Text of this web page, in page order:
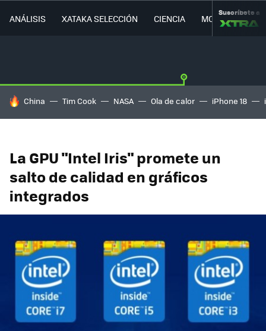
ANÁLISIS XATAKA SELECCIÓN CIENCIA MOVILIDAD
Suscríbete a
HOY SE HABLA DE
China Tim Cook NASA Ola de calor iPhone 18
La GPU "Intel Iris" promete un
salto de calidad en gráficos
integrados